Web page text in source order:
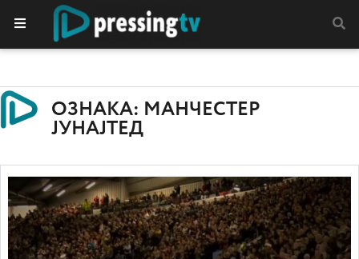
ОЗНАКА: МАНЧЕСТЕР
ЈУНАЈТЕД